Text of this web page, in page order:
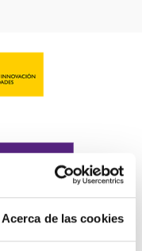
Acerca de las cookies